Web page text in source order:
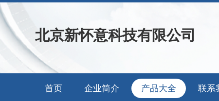
北京新怀意科技有限公司
首页 企业简介 产品大全 联系